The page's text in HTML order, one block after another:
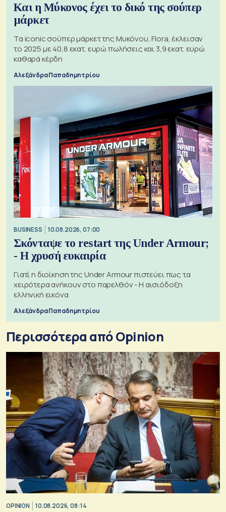
Και η Μύκονος έχει το δικό της σούπερ
μάρκετ
Τα iconic σούπερ μάρκετ της Μυκόνου, Flora, έκλεισαν
το 2025 με 40,8 εκατ. ευρώ πωλήσεις και 3,9 εκατ. ευρώ
καθαρά κέρδη
Αλεξάνδρα Παπαδημητρίου
BUSINESS 10.08.2026, 07:00
Σκόνταψε το restart της Under Armour;
- Η χρυσή ευκαιρία
Γιατί η διοίκηση της Under Armour πιστεύει πως τα
χειρότερα ανήκουν στο παρελθόν - Η αισιόδοξη
ελληνική εικόνα
Αλεξάνδρα Παπαδημητρίου
Περισσότερα από Opinion
OPINION 10.08.2026, 08:14